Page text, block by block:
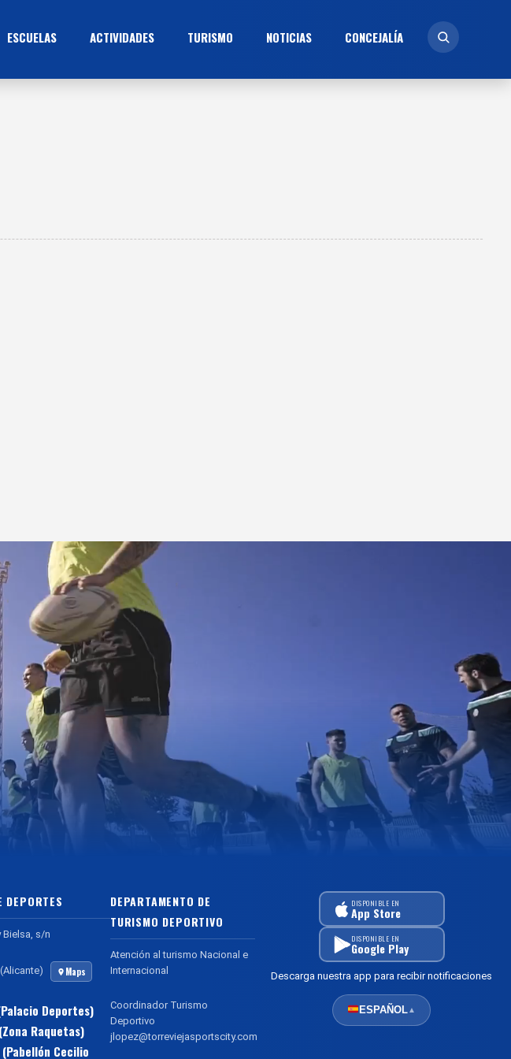
ESCUELAS ACTIVIDADES TURISMO NOTICIAS CONCEJALÍ­A
DEPORTES
Bielsa, s/n
Maps
Deportes)
Raquetas)
Cecilio
DEPARTAMENTO DE
TURISMO DEPORTIVO
Atención al turismo Nacional e
Internacional
Coordinador Turismo
Deportivo
jlopez@torreviejasportscity.com
DISPONIBLE EN
App Store
DISPONIBLE EN
Google Play
Descarga nuestra app para recibir notificaciones
ESPAÑOL▲